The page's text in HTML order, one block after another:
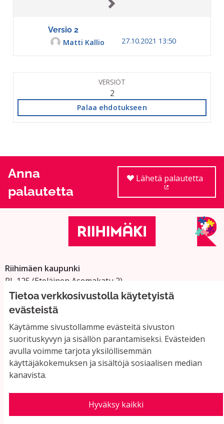
Tietoa verkkosivustolla käytetyistä
evästeistä
Käytämme sivustollamme evästeitä sivuston
suorituskyvyn ja sisällön parantamiseksi. Evästeiden
avulla voimme tarjota yksilöllisemmän
käyttäjäkokemuksen ja sisältöjä sosiaalisen median
kanavista.
Hyväksy kaikki
Versio 2
Matti Kallio
27.10.2021 13:50
VERSIOT
2
Palaa ehdotukseen
Anna
palautetta
Lähetä palautetta
Riihimäen kaupunki
PL 125 (Eteläinen Asemakatu 2)
11101 Riihimäki
Vaihde: 019 758 4000
Sähköpostiosoitteet:
etunimi.sukunimi@riihimaki.fi
Yhteystiedot ja usein kysyttyä
Käyttöehdot
Evästeasetukset